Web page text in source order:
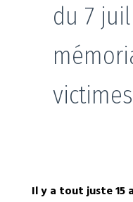
du 7
victimes
Il y a tout juste 15